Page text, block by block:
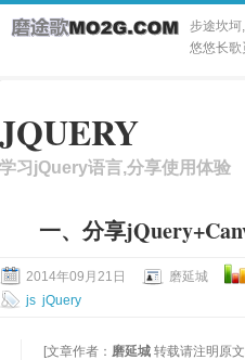
步途坎坷
悠悠长歌
JQUERY
学习jQuery语言,分享使用体验
一、分享
2014年09月21日 磨延城
js jQuery
[文章作者： 磨延城 转载请注明原文